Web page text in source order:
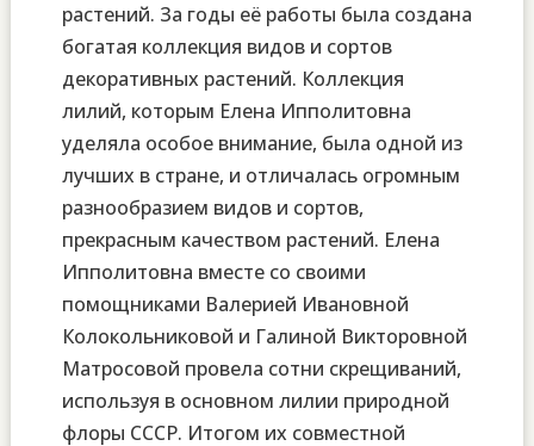
растений. За годы её работы была создана
богатая коллекция видов и сортов
декоративных растений. Коллекция
лилий, которым Елена Ипполитовна
уделяла особое внимание, была одной из
лучших в стране, и отличалась огромным
разнообразием видов и сортов,
прекрасным качеством растений. Елена
Ипполитовна вместе со своими
помощниками Валерией Ивановной
Колокольниковой и Галиной Викторовной
Матросовой провела сотни скрещиваний,
используя в основном лилии природной
флоры СССР. Итогом их совместной